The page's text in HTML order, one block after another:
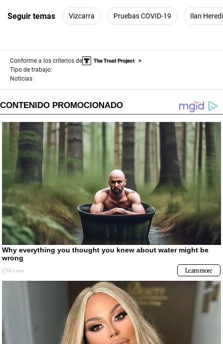
Seguir temas Vizcarra Pruebas COVID-19 Ilan
Conforme a los criterios de
Tipo de trabajo:
Noticias